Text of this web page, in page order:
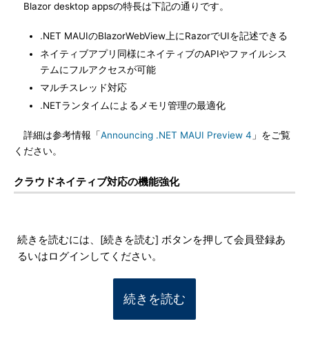
Blazor desktop appsの特長は下記の通りです。
.NET MAUIのBlazorWebView上にRazorでUIを記述できる
ネイティブアプリ同様にネイティブのAPIやファイルシス
テムにフルアクセスが可能
マルチスレッド対応
.NETランタイムによるメモリ管理の最適化
詳細は参考情報「Announcing .NET MAUI Preview 4 」をご覧
ください。
クラウドネイティブ対応の機能強化
続きを読むには、[続きを読む] ボタンを押して会員登録あ
るいはログインしてください。
続きを読む